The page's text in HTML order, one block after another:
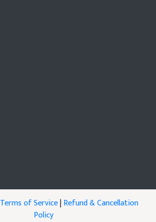
Terms of Service|Refund & Cancellation
Policy